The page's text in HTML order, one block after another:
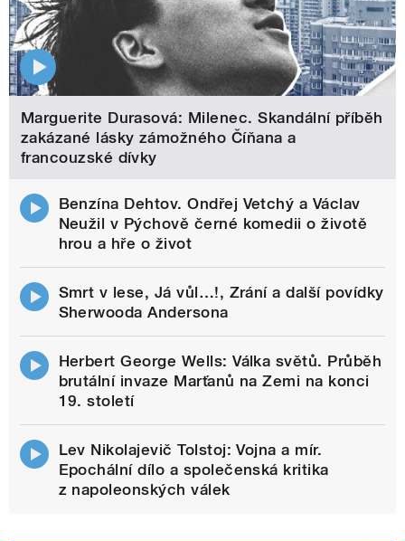
Marguerite Durasová: Milenec. Skandální příběh
zakázané lásky zámožného Číňana a
francouzské dívky
Benzína Dehtov. Ondřej Vetchý a Václav
Neužil v Pýchově černé komedii o životě
hrou a hře o život
Smrt v lese, Já vůl…!, Zrání a další povídky
Sherwooda Andersona
Herbert George Wells: Válka světů. Průběh
brutální invaze Marťanů na Zemi na konci
19. století
Lev Nikolajevič Tolstoj: Vojna a mír.
Epochální dílo a společenská kritika
z napoleonských válek